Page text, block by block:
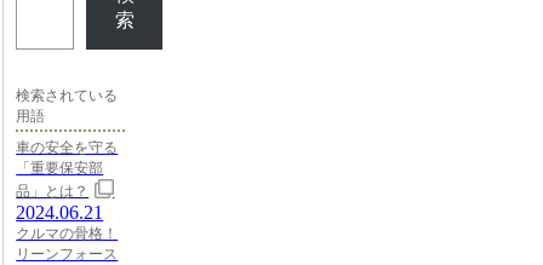
索
検索されている
用語
車の安全を守る
「重要保安部
品」とは？
2024.06.21
クルマの骨格！
リーンフォース